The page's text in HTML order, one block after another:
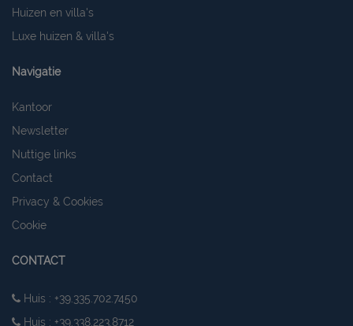
Huizen en villa's
Luxe huizen & villa's
Navigatie
Kantoor
Newsletter
Nuttige links
Contact
Privacy & Cookies
Cookie
CONTACT
Huis : +39.335.702.7450
Huis : +39.338.223.8712
CookieScriptConsent